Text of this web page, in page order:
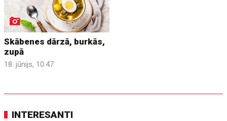
Skābenes dārzā, burkās,
zupā
18. jūnijs, 10:47
INTERESANTI